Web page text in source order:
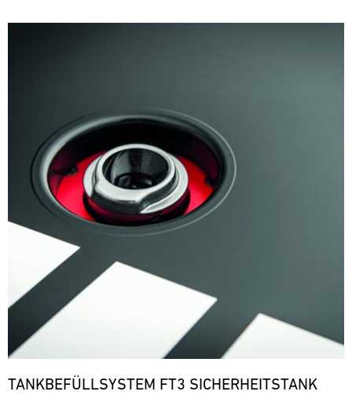
TANKBEFÜLLSYSTEM FT3 SICHERHEITSTANK